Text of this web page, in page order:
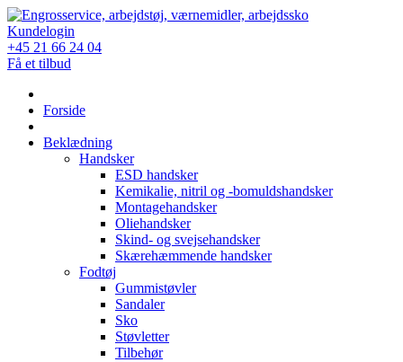
Skip
to
content
Kundelogin
+45 21 66 24 04
Få et tilbud
Forside
Beklædning
Handsker
ESD handsker
Kemikalie, nitril og -bomuldshandsker
Montagehandsker
Oliehandsker
Skind- og svejsehandsker
Skærehæmmende handsker
Fodtøj
Gummistøvler
Sandaler
Sko
Støvletter
Tilbehør